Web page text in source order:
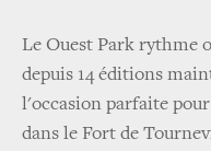
Le Ouest Park rythme
depuis 14 éditions
l'occasion parfaite
dans le Fort de